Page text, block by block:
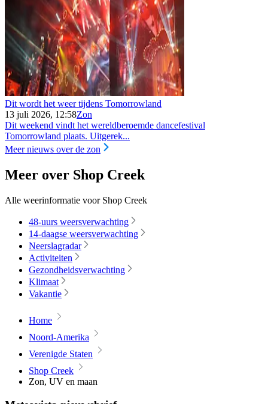
Dit wordt het weer tijdens Tomorrowland
13 juli 2026, 12:58Zon
Dit weekend vindt het wereldberoemde dancefestival
Tomorrowland plaats. Uitgerek...
Meer nieuws over de zon
Meer over Shop Creek
Alle weerinformatie voor Shop Creek
48-uurs weersverwachting
14-daagse weersverwachting
Neerslagradar
Activiteiten
Gezondheidsverwachting
Klimaat
Vakantie
Home
Noord-Amerika
Verenigde Staten
Shop Creek
Zon, UV en maan